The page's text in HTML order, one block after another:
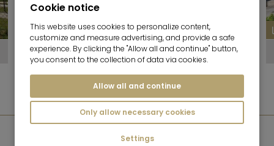
6
Freimann
Cookie notice
This website uses cookies to personalize content,
customize and measure advertising, and provide a safe
experience. By clicking the "Allow all and continue" button,
you consent to the collection of data via cookies.
Allow all and continue
Only allow necessary cookies
Settings